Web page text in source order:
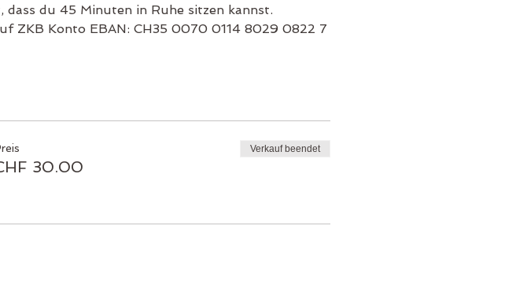
du 45 Minuten in Ruhe sitzen kannst.
ZKB Konto EBAN: CH35 0070 0114 8029 0822 7
30.00
Verkauf beendet